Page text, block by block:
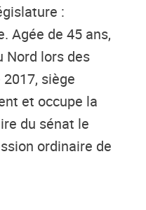
:
Agée de 45 ans,
Nord lors des
siège
et occupe la
du sénat le
ordinaire de